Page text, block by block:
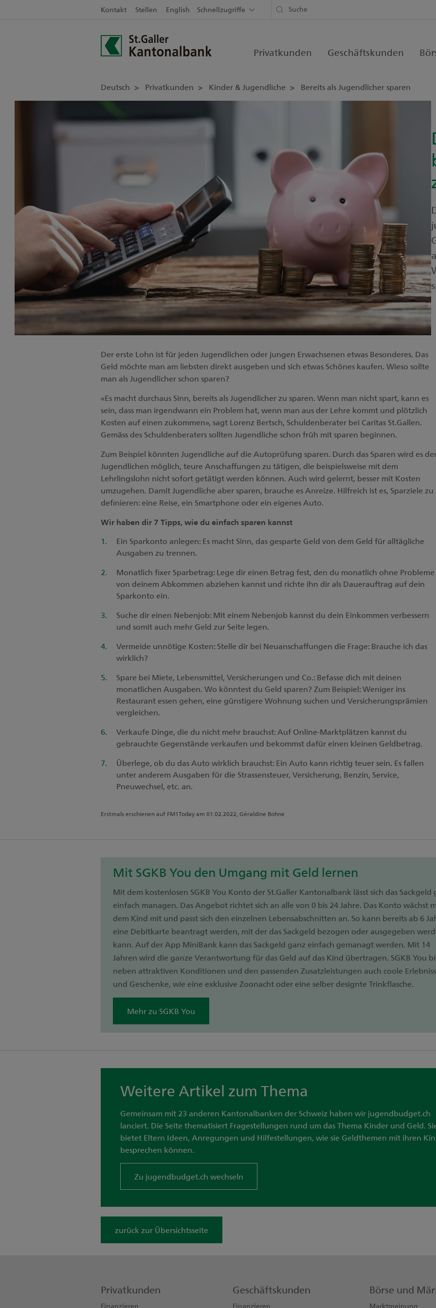
Kontakt Stellen English Schnellzugriffe
Privatkunden Geschäftskunden
Deutsch Privatkunden Kinder & Jugendliche Bereits als Jugendlicher sparen
Der erste Lohn ist für jeden Jugendlichen oder jungen Erwachsenen etwas Besonderes. Das
Geld möchte man am liebsten direkt ausgeben und sich etwas Schönes kaufen. Wieso sollte
man als Jugendlicher schon sparen?
«Es macht durchaus Sinn, bereits als Jugendlicher zu sparen. Wenn man nicht spart, kann es
sein, dass man irgendwann ein Problem hat, wenn man aus der Lehre kommt und plötzlich
Kosten auf einen zukommen», sagt Lorenz Bertsch, Schuldenberater bei Caritas St.Gallen.
Gemäss des Schuldenberaters sollten Jugendliche schon früh mit sparen beginnen.
Zum Beispiel könnten Jugendliche auf die Autoprüfung sparen. Durch das Sparen wird es
Jugendlichen möglich, teure Anschaffungen zu tätigen, die beispielsweise mit dem
Lehrlingslohn nicht sofort getätigt werden können. Auch wird gelernt, besser mit Kosten
umzugehen. Damit Jugendliche aber sparen, brauche es Anreize. Hilfreich ist es, Sparziele zu
definieren: eine Reise, ein Smartphone oder ein eigenes Auto.
Wir haben dir 7 Tipps, wie du einfach sparen kannst
Ein Sparkonto anlegen: Es macht Sinn, das gesparte Geld von dem Geld für alltägliche
Ausgaben zu trennen.
Monatlich fixer Sparbetrag: Lege dir einen Betrag fest, den du monatlich ohne Probleme
von deinem Abkommen abziehen kannst und richte ihn dir als Dauerauftrag auf dein
Sparkonto ein.
Suche dir einen Nebenjob: Mit einem Nebenjob kannst du dein Einkommen verbessern
und somit auch mehr Geld zur Seite legen.
Vermeide unnötige Kosten: Stelle dir bei Neuanschaffungen die Frage: Brauche ich das
wirklich?
Spare bei Miete, Lebensmittel, Versicherungen und Co.: Befasse dich mit deinen
monatlichen Ausgaben. Wo könntest du Geld sparen? Zum Beispiel: Weniger ins
Restaurant essen gehen, eine günstigere Wohnung suchen und Versicherungsprämien
vergleichen.
Verkaufe Dinge, die du nicht mehr brauchst: Auf Online-Marktplätzen kannst du
gebrauchte Gegenstände verkaufen und bekommst dafür einen kleinen Geldbetrag.
Überlege, ob du das Auto wirklich brauchst: Ein Auto kann richtig teuer sein. Es fallen
unter anderem Ausgaben für die Strassensteuer, Versicherung, Benzin, Service,
Pneuwechsel, etc. an.
Erstmals erschienen auf FM1Today am 01.02.2022, Géraldine Bohne
Mit SGKB You den Umgang mit Geld lernen
Mit dem kostenlosen SGKB You Konto der St.Galler Kantonalbank lässt sich das Sackgeld
einfach managen. Das Angebot richtet sich an alle von 0 bis 24 Jahre. Das Konto wächst
dem Kind mit und passt sich den einzelnen Lebensabschnitten an. So kann bereits ab 6
eine Debitkarte beantragt werden, mit der das Sackgeld bezogen oder ausgegeben
kann. Auf der App MiniBank kann das Sackgeld ganz einfach gemanagt werden. Mit 14
Jahren wird die ganze Verantwortung für das Geld auf das Kind übertragen. SGKB You
neben attraktiven Konditionen und den passenden Zusatzleistungen auch coole
und Geschenke, wie eine exklusive Zoonacht oder eine selber designte Trinkflasche.
Mehr zu SGKB You
Weitere Artikel zum Thema
Gemeinsam mit 23 anderen Kantonalbanken der Schweiz haben wir jugendbudget.ch
lanciert. Die Seite thematisiert Fragestellungen rund um das Thema Kinder und Geld.
bietet Eltern Ideen, Anregungen und Hilfestellungen, wie sie Geldthemen mit ihren
besprechen können.
Zu jugendbudget.ch wechseln
zurück zur Übersichtsseite
Privatkunden
Finanzieren
Geschäftskunden
Finanzieren
Börse und
Marktmeinung